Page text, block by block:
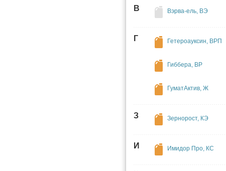
В Вэрва-ель, ВЭ
Г Гетероауксин, ВРП
Гиббера, ВР
ГуматАктив, Ж
З Зернорост, КЭ
И Имидор Про, КС